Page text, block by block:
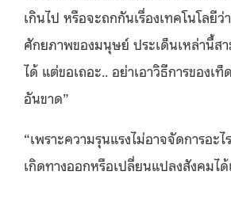
เกินไป หรือจะถกกันเรื่องเทคโนโลยี
ศักยภาพของมนุษย์ ประเด็นเหล่านี้ส
ได้ แต่ขอเถอะ.. อย่าเอาวิธีการของเ
อันขาด”
“เพราะความรุนแรงไม่อาจจัดการอะ
เกิดทางออกหรือเปลี่ยนแปลงสังคมได้